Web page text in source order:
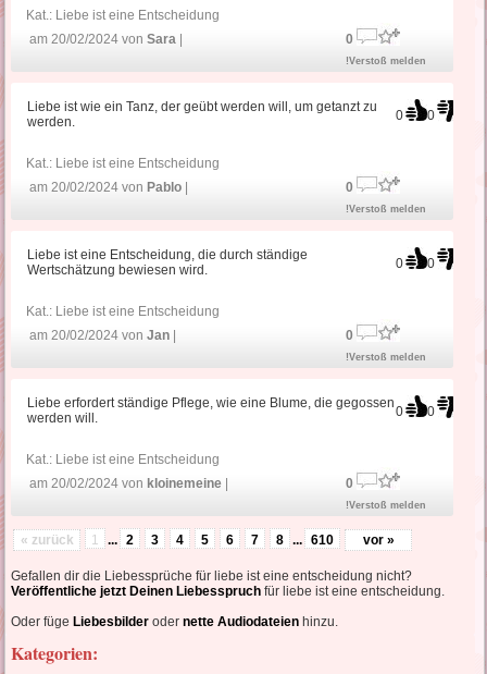
Kat.: Liebe ist eine Entscheidung
am 20/02/2024 vonSara 0
!Verstoß melden
0 0
Liebe ist wie ein Tanz, der geübt werden will, um getanzt zu
werden.
Kat.: Liebe ist eine Entscheidung
am 20/02/2024 von Pablo 0
!Verstoß melden
0 0
Liebe ist eine Entscheidung, die durch ständige
Wertschätzung bewiesen wird.
Kat.: Liebe ist eine Entscheidung
am 20/02/2024 vonJan 0
!Verstoß melden
0 0
Liebe erfordert ständige Pflege, wie eine Blume, die gegossen
werden will.
Kat.: Liebe ist eine Entscheidung
am 20/02/2024 von kloinemeine 0
!Verstoß melden
« zurück 1 ... 2 3 4 5 6 7 8 ... 610 vor »
Gefallen dir die Liebessprüche für liebe ist eine entscheidung nicht?
Veröffentliche jetzt Deinen Liebesspruch für liebe ist eine entscheidung.
Oder füge Liebesbilder odernette Audiodateien hinzu.
Kategorien: